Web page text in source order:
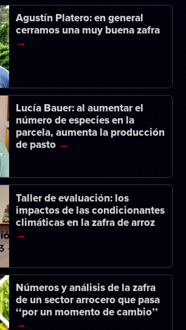
Agustín Platero: en general
cerramos una muy buena zafra
Lucía Bauer: al aumentar el
número de especies en la
parcela, aumenta la producción
de pasto
Taller de evaluación: los
impactos de las condicionantes
climáticas en la zafra de arroz
Números y análisis de la zafra
de un sector arrocero que pasa
‘‘por un momento de cambio’’